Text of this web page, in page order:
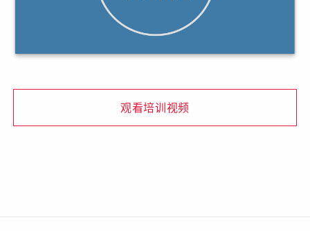
观看培训视频